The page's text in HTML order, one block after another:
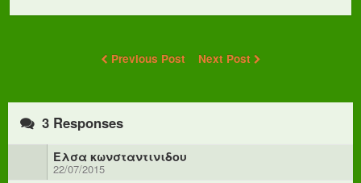
Previous Post Next Post
3 Responses
Ελσα κωνσταντινιδου
22/07/2015